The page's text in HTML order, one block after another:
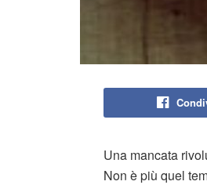
Una mancata
Non è più quel